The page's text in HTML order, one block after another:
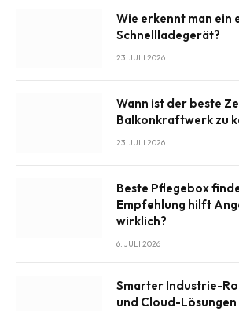
Wie erkennt man ein
Schnellladegerät?
23. JULI 2026
Wann ist der beste
Balkonkraftwerk zu
23. JULI 2026
Beste Pflegebox
Empfehlung hilft
wirklich?
6. JULI 2026
Smarter Industrie-
und Cloud-Lösungen